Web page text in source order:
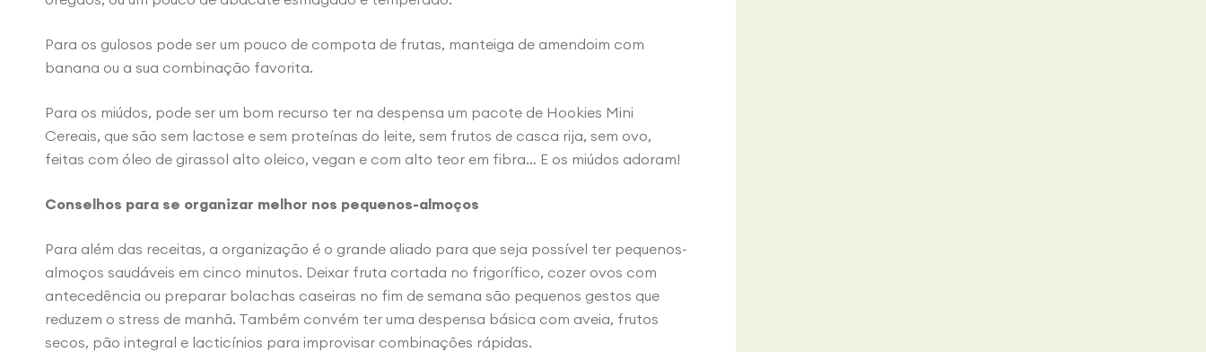
Para os gulosos pode ser um pouco de compota de frutas, manteiga de amendoim com
banana ou a sua combinação favorita.
Para os miúdos, pode ser um bom recurso ter na despensa um pacote de Hookies Mini
Cereais, que são sem lactose e sem proteínas do leite, sem frutos de casca rija, sem ovo,
feitas com óleo de girassol alto oleico, vegan e com alto teor em fibra… E os miúdos adoram!
Conselhos para se organizar melhor nos pequenos-almoços
Para além das receitas, a organização é o grande aliado para que seja possível ter pequenos-
almoços saudáveis em cinco minutos. Deixar fruta cortada no frigorífico, cozer ovos com
antecedência ou preparar bolachas caseiras no fim de semana são pequenos gestos que
reduzem o stress de manhã. Também convém ter uma despensa básica com aveia, frutos
secos, pão integral e lacticínios para improvisar combinações rápidas.